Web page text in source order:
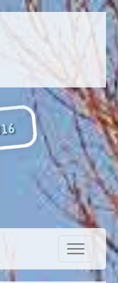
Toggle